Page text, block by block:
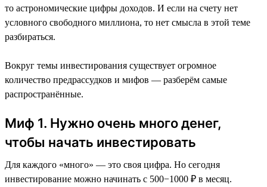
то астрономические цифры доходов. И если на счету нет
условного свободного миллиона, то нет смысла в этой теме
разбираться.
Вокруг темы инвестирования существует огромное
количество предрассудков и мифов — разберём самые
распространённые.
Миф 1. Нужно очень много денег,
чтобы начать инвестировать
Для каждого «много» — это своя цифра. Но сегодня
инвестирование можно начинать с 500−1000 ₽ в месяц.